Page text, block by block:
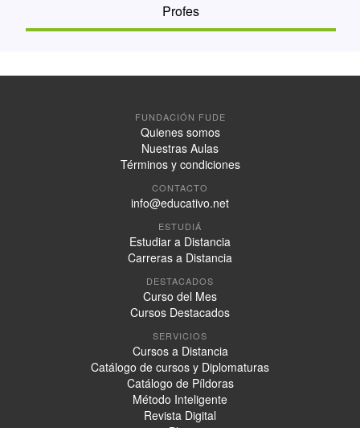
Profes
FUNDACIÓN FUDE
Quienes somos
Nuestras Aulas
Términos y condiciones
CONTACTO
info@educativo.net
ESTUDIÁ
Estudiar a Distancia
Carreras a Distancia
DESTACADOS
Curso del Mes
Cursos Destacados
SERVICIOS
Cursos a Distancia
Catálogo de cursos y Diplomaturas
Catálogo de Píldoras
Método Inteligente
Revista Digital